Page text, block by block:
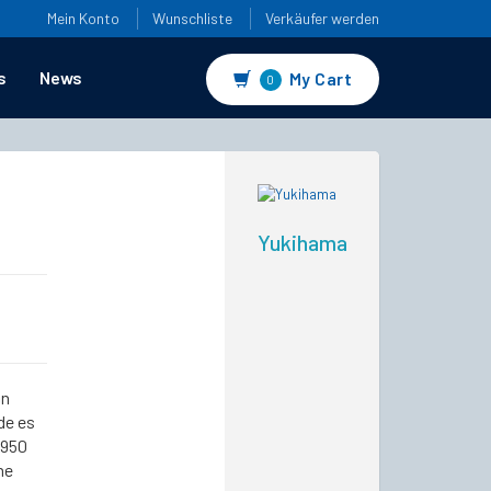
Mein Konto Wunschliste Verkäufer werden
News 0 My Cart
es
Yukihama